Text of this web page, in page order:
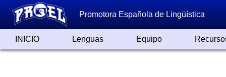
Promotora Española de Lingüística
INICIO Lenguas Equipo